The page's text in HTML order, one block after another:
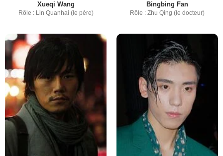
Xueqi Wang
Rôle : Lin Quanhai (le père)
Bingbing Fan
Rôle : Zhu Qing (le docteur)